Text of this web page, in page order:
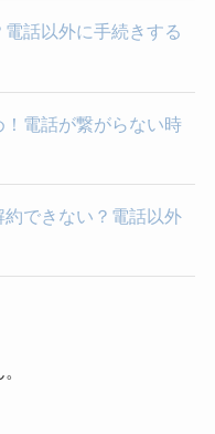
話以外に手続きする
電話が繋がらない時
できない？電話以外